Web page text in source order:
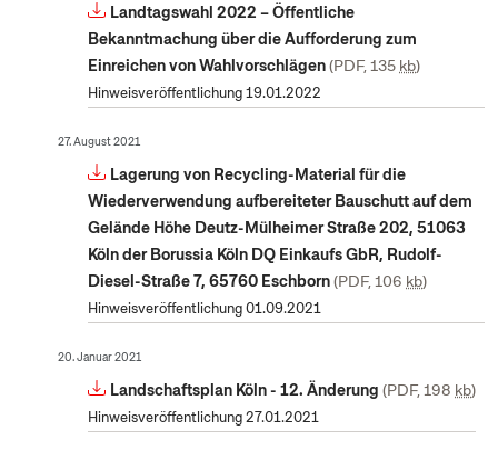
Landtagswahl 2022 – Öffentliche
Bekanntmachung über die Aufforderung zum
Einreichen von Wahlvorschlägen PDF, 135 kb
Hinweisveröffentlichung 19.01.2022
27. August 2021
Lagerung von Recycling-Material für die
Wiederverwendung aufbereiteter Bauschutt auf dem
Gelände Höhe Deutz-Mülheimer Straße 202, 51063
Köln der Borussia Köln DQ Einkaufs GbR, Rudolf-
Diesel-Straße 7, 65760 Eschborn PDF, 106 kb
Hinweisveröffentlichung 01.09.2021
20. Januar 2021
Landschaftsplan Köln - 12. Änderung PDF, 198 kb
Hinweisveröffentlichung 27.01.2021